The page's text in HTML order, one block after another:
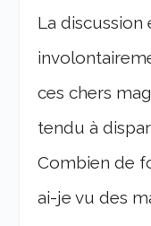
La discussion
ces chers
tendu à
Combien de
ai-je vu des